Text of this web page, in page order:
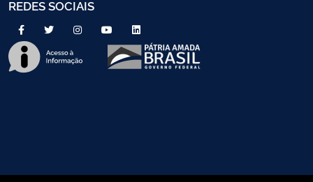
REDES SOCIAIS